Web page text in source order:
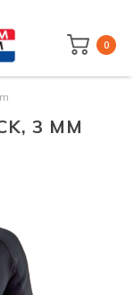
0
3 MM